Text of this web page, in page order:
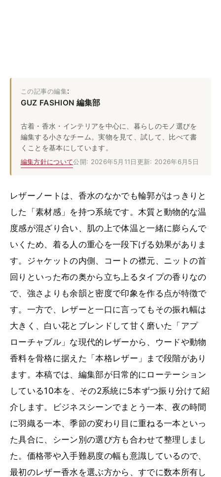
この記事の編集:
GUZ FASHION 編集部
古着・香水・インテリアを中心に、暮らしのモノ選びを
編集する小さなチーム。実物を見て、試して、比べて書
くことを基本にしています。
編集方針について公開: 2026年5月11日更新: 2026年6月5日
レザーノートは、香水のなかでも輪郭がはっきりと
した「素材感」を持つ系統です。木質と動物的な温
度感が混ざり合い、肌の上で体温と一緒に膨らんで
いくため、着る人の重心を一段下げる効果がありま
す。ジャケットの内側、コートの襟元、ニットの首
回りといった布の奥から立ち上るタイプの香りなの
で、強さよりも余韻と密度で印象を作る点が特徴で
す。一方で、レザーと一口に言ってもその振れ幅は
大きく、白い花とブレンドして甘く磨いた「アプ
ローチャブル」な現代的レザーから、ウードや動物
香料を骨格に据えた「本格レザー」まで段階があり
ます。本稿では、編集部が日常的にローテーション
している10本を、その2系統に5本ずつ振り分けて紹
介します。ビジネスシーンでまとう一本、夜の時間
に羽織る一本、季節の変わり目に重ねる一本といっ
た具合に、シーン別の選び方も合わせて整理しまし
た。価格帯や入手難易度の幅も意識しているので、
最初のレザー香水を選ぶ方から、すでに数本所有し